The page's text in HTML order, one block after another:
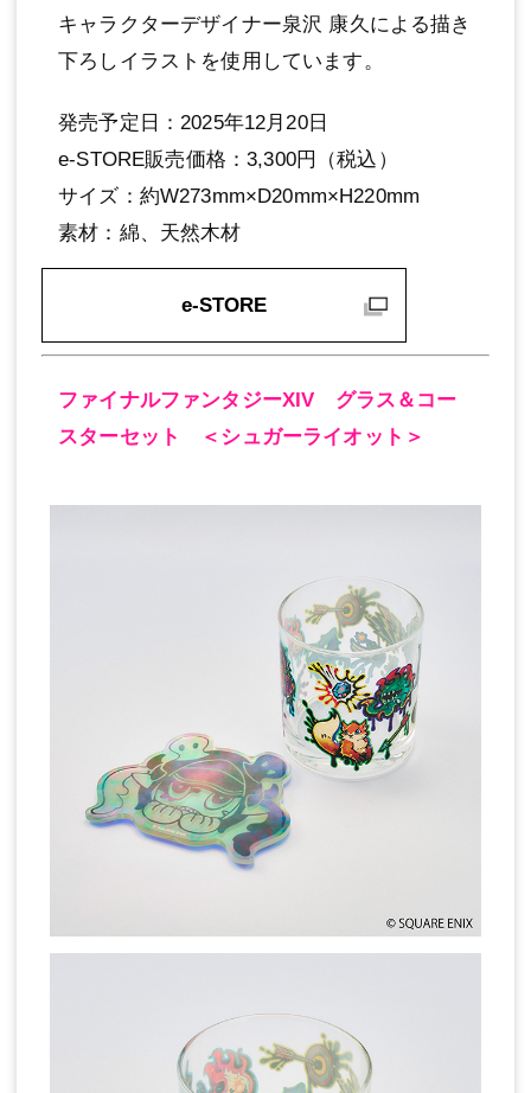
キャラクターデザイナー泉沢 康久による描き
下ろしイラストを使用しています。
発売予定日：2025年12月20日
e-STORE販売価格：3,300円（税込）
サイズ：約W273mm×D20mm×H220mm
素材：綿、天然木材
e-STORE
ファイナルファンタジーXIV グラス＆コー
スターセット ＜シュガーライオット＞